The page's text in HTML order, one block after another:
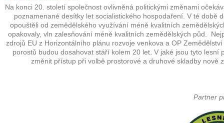
Na konci 20. století společnost ovlivněná politickými změnami
poznamenané desítky let socialistického hospodaření. V té době
opouštěli od zemědělského využívání méně kvalitních
opakovaly, vln zalesňování méně kvalitních zemědělských půd.
zdrojů EU z Horizontálního plánu rozvoje venkova a OP
porostů budou dosahovat stáří kolem 20 let. V jaké jsou tyto
změnit přístup při volbě prostorové a druhové skladby nově
Partner